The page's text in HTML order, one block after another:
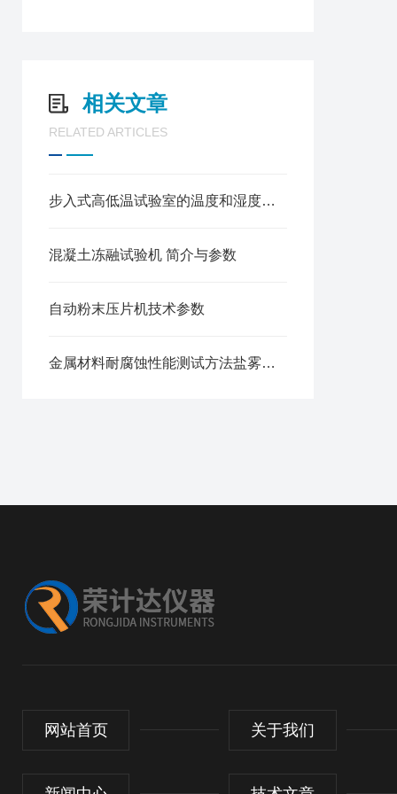
相关文章
RELATED ARTICLES
步入式高低温试验室的温度和湿度可否调节
混凝土冻融试验机 简介与参数
自动粉末压片机技术参数
金属材料耐腐蚀性能测试方法盐雾试验箱
网站首页 关于我们